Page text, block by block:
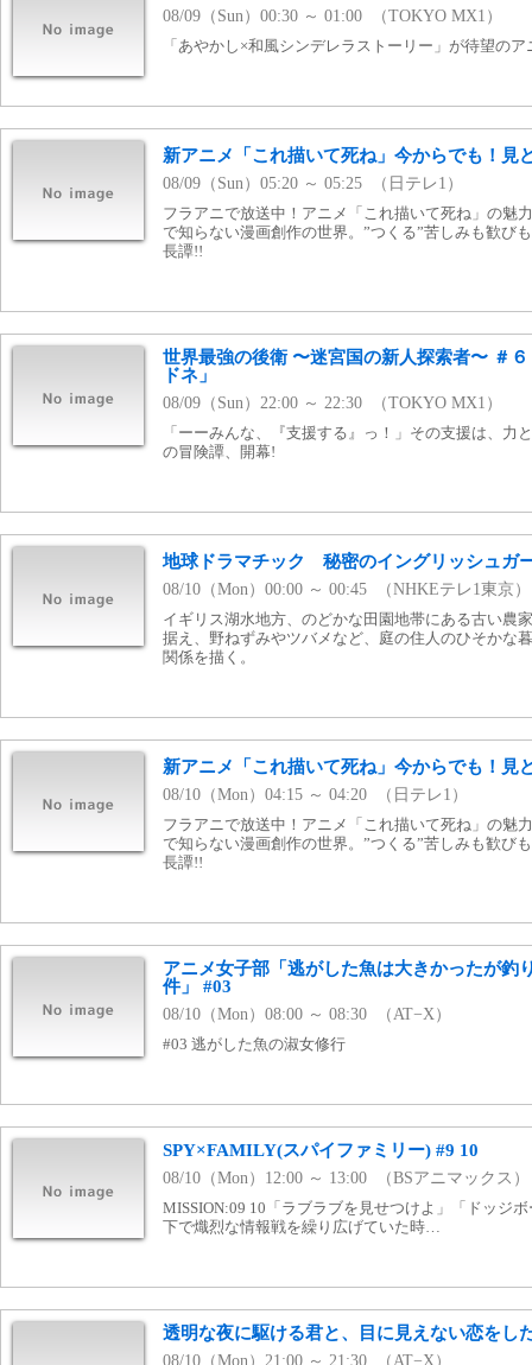
08/09（Sun）00:30 ～ 01:00 （TOKYO MX1）
「あやかし×和風シンデレラストーリー」が待望のア
新アニメ「これ描いて死ね」今からでも！見
08/09（Sun）05:20 ～ 05:25 （日テレ1）
フラアニで放送中！アニメ「これ描いて死ね」の魅
で知らない漫画創作の世界。”つくる”苦しみも歓び
長譚!!
世界最強の後衛 〜迷宮国の新人探索者〜 ＃
ドネ」
08/09（Sun）22:00 ～ 22:30 （TOKYO MX1）
「ーーみんな、『支援する』っ！」その支援は、力
の冒険譚、開幕!
地球ドラマチック 秘密のイングリッシュガ
08/10（Mon）00:00 ～ 00:45 （NHKEテレ1東京）
イギリス湖水地方、のどかな田園地帯にある古い農
据え、野ねずみやツバメなど、庭の住人のひそかな
関係を描く。
新アニメ「これ描いて死ね」今からでも！見
08/10（Mon）04:15 ～ 04:20 （日テレ1）
フラアニで放送中！アニメ「これ描いて死ね」の魅
で知らない漫画創作の世界。”つくる”苦しみも歓び
長譚!!
アニメ女子部「逃がした魚は大きかったが釣
件」 #03
08/10（Mon）08:00 ～ 08:30 （AT−X）
#03 逃がした魚の淑女修行
SPY×FAMILY(スパイファミリー) #9 10
08/10（Mon）12:00 ～ 13:00 （BSアニマックス）
MISSION:09 10「ラブラブを見せつけよ」「ドッジ
下で熾烈な情報戦を繰り広げていた時…
透明な夜に駆ける君と、目に見えない恋をし
08/10（Mon）21:00 ～ 21:30 （AT−X）